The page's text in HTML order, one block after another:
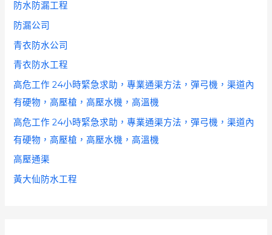
防水防漏工程
防漏公司
青衣防水公司
青衣防水工程
高危工作 24小時緊急求助，專業通渠方法，彈弓機，渠道內
有硬物，高壓槍，高壓水機，高溫機
高危工作 24小時緊急求助，專業通渠方法，彈弓機，渠道內
有硬物，高壓槍，高壓水機，高溫機
高壓通渠
黃大仙防水工程